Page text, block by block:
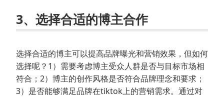
3、选择合适的博主合作
选择合适的博主可以提高品牌曝光和营销效果，但如何
选择呢？1）需要考虑博主受众人群是否与目标市场相
符合；2）博主的创作风格是否符合品牌理念和要求；
3）是否能够满足品牌在tiktok上的营销需求。通过对